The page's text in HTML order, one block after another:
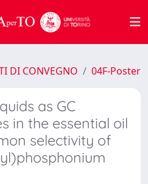
DI CONVEGNO
04F-Poster
as GC
in the essential oil
selectivity of